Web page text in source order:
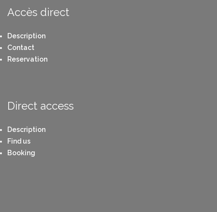
Accès direct
Description
Contact
Reservation
Direct access
Description
Find us
Booking